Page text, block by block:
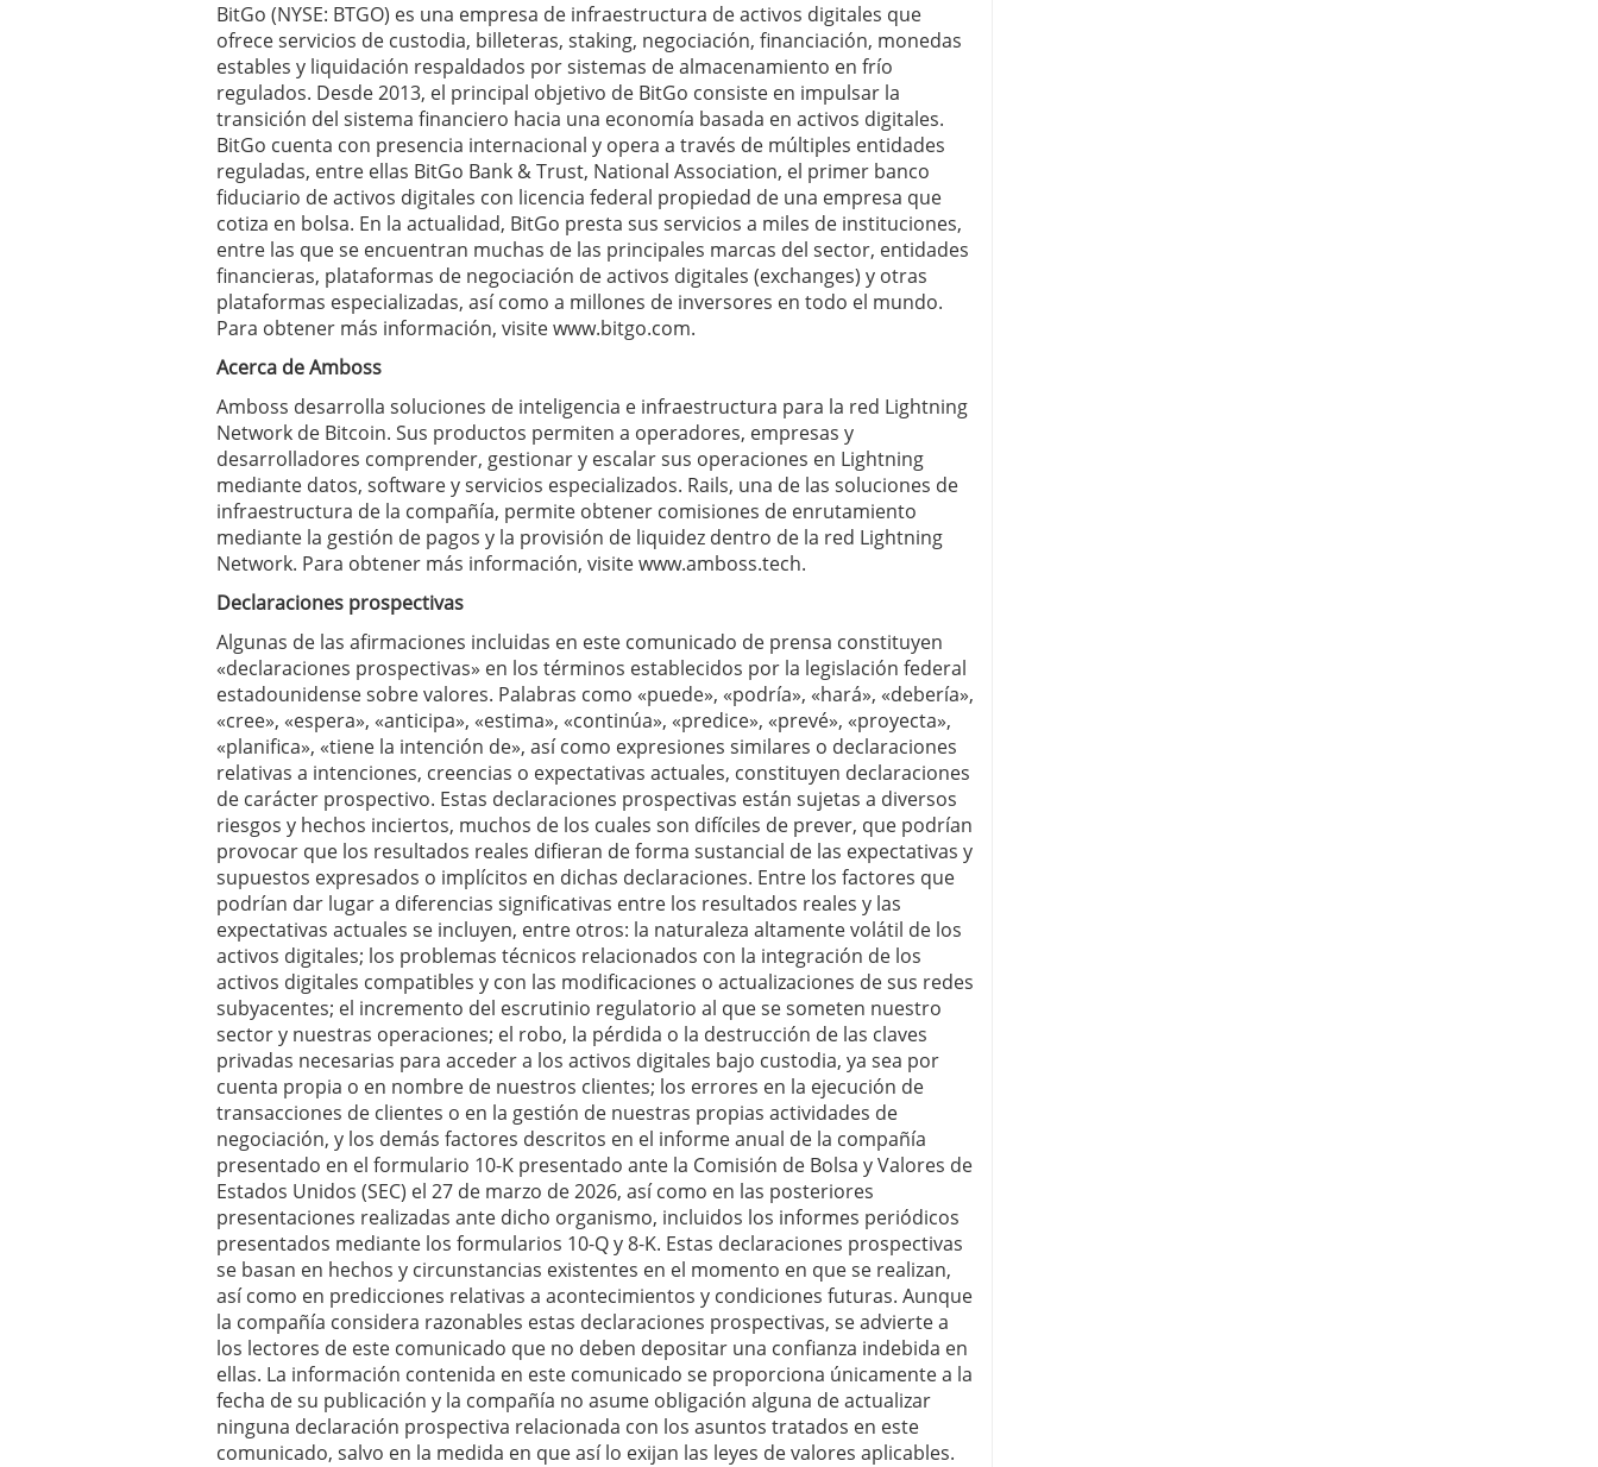
BitGo (NYSE: BTGO) es una empresa de infraestructura de activos digitales que
ofrece servicios de custodia, billeteras, staking, negociación, financiación, monedas
estables y liquidación respaldados por sistemas de almacenamiento en frío
regulados. Desde 2013, el principal objetivo de BitGo consiste en impulsar la
transición del sistema financiero hacia una economía basada en activos digitales.
BitGo cuenta con presencia internacional y opera a través de múltiples entidades
reguladas, entre ellas BitGo Bank & Trust, National Association, el primer banco
fiduciario de activos digitales con licencia federal propiedad de una empresa que
cotiza en bolsa. En la actualidad, BitGo presta sus servicios a miles de instituciones,
entre las que se encuentran muchas de las principales marcas del sector, entidades
financieras, plataformas de negociación de activos digitales (exchanges) y otras
plataformas especializadas, así como a millones de inversores en todo el mundo.
Para obtener más información, visite www.bitgo.com.
Acerca de Amboss
Amboss desarrolla soluciones de inteligencia e infraestructura para la red Lightning
Network de Bitcoin. Sus productos permiten a operadores, empresas y
desarrolladores comprender, gestionar y escalar sus operaciones en Lightning
mediante datos, software y servicios especializados. Rails, una de las soluciones de
infraestructura de la compañía, permite obtener comisiones de enrutamiento
mediante la gestión de pagos y la provisión de liquidez dentro de la red Lightning
Network. Para obtener más información, visite www.amboss.tech.
Declaraciones prospectivas
Algunas de las afirmaciones incluidas en este comunicado de prensa constituyen
«declaraciones prospectivas» en los términos establecidos por la legislación federal
estadounidense sobre valores. Palabras como «puede», «podría», «hará», «debería»,
«cree», «espera», «anticipa», «estima», «continúa», «predice», «prevé», «proyecta»,
«planifica», «tiene la intención de», así como expresiones similares o declaraciones
relativas a intenciones, creencias o expectativas actuales, constituyen declaraciones
de carácter prospectivo. Estas declaraciones prospectivas están sujetas a diversos
riesgos y hechos inciertos, muchos de los cuales son difíciles de prever, que podrían
provocar que los resultados reales difieran de forma sustancial de las expectativas y
supuestos expresados o implícitos en dichas declaraciones. Entre los factores que
podrían dar lugar a diferencias significativas entre los resultados reales y las
expectativas actuales se incluyen, entre otros: la naturaleza altamente volátil de los
activos digitales; los problemas técnicos relacionados con la integración de los
activos digitales compatibles y con las modificaciones o actualizaciones de sus redes
subyacentes; el incremento del escrutinio regulatorio al que se someten nuestro
sector y nuestras operaciones; el robo, la pérdida o la destrucción de las claves
privadas necesarias para acceder a los activos digitales bajo custodia, ya sea por
cuenta propia o en nombre de nuestros clientes; los errores en la ejecución de
transacciones de clientes o en la gestión de nuestras propias actividades de
negociación, y los demás factores descritos en el informe anual de la compañía
presentado en el formulario 10-K presentado ante la Comisión de Bolsa y Valores de
Estados Unidos (SEC) el 27 de marzo de 2026, así como en las posteriores
presentaciones realizadas ante dicho organismo, incluidos los informes periódicos
presentados mediante los formularios 10-Q y 8-K. Estas declaraciones prospectivas
se basan en hechos y circunstancias existentes en el momento en que se realizan,
así como en predicciones relativas a acontecimientos y condiciones futuras. Aunque
la compañía considera razonables estas declaraciones prospectivas, se advierte a
los lectores de este comunicado que no deben depositar una confianza indebida en
ellas. La información contenida en este comunicado se proporciona únicamente a la
fecha de su publicación y la compañía no asume obligación alguna de actualizar
ninguna declaración prospectiva relacionada con los asuntos tratados en este
comunicado, salvo en la medida en que así lo exijan las leyes de valores aplicables.